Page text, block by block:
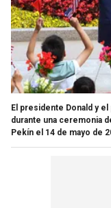
El presidente Donald y
durante una ceremonia
Pekín el 14 de mayo de